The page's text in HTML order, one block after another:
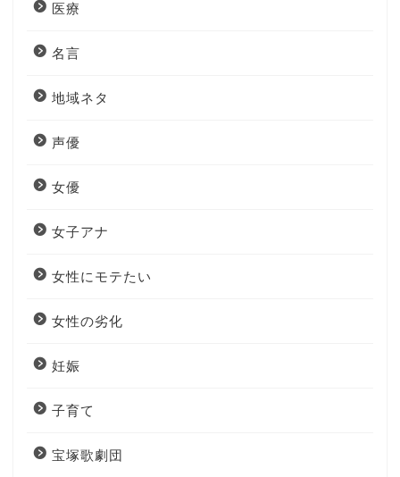
医療
名言
地域ネタ
声優
女優
女子アナ
女性にモテたい
女性の劣化
妊娠
子育て
宝塚歌劇団